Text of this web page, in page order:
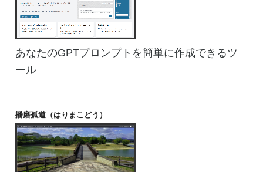
あなたのGPTプロンプトを簡単に作成できるツ
ール
播磨孤道（はりまこどう）